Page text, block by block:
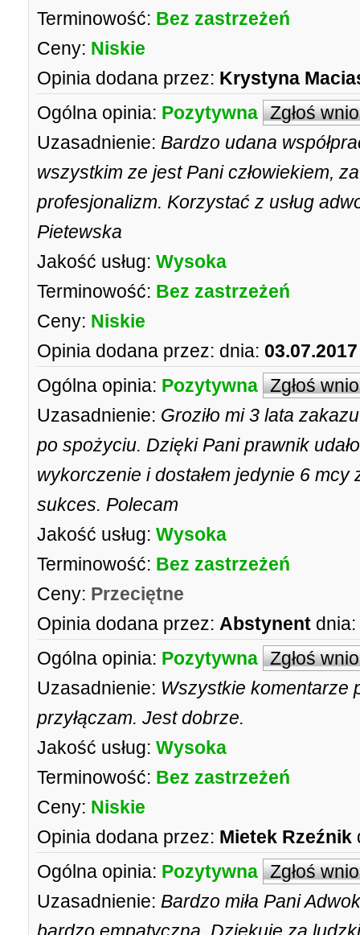
Terminowość: Bez zastrzeżeń
Ceny: Niskie
Opinia dodana przez: Krystyna
Ogólna opinia: Pozytywna Zgłoś
Uzasadnienie: Bardzo udana
wszystkim ze jest Pani człowiekiem,
profesjonalizm. Korzystać z usług
Pietewska
Jakość usług: Wysoka
Terminowość: Bez zastrzeżeń
Ceny: Niskie
Opinia dodana przez: dnia:
Ogólna opinia: Pozytywna Zgłoś
Uzasadnienie: Groziło mi 3 lata
po spożyciu. Dzięki Pani prawnik
wykorczenie i dostałem jedynie 6
sukces. Polecam
Jakość usług: Wysoka
Terminowość: Bez zastrzeżeń
Ceny: Przeciętne
Opinia dodana przez: Abstynent dnia:
Ogólna opinia: Pozytywna Zgłoś
Uzasadnienie: Wszystkie komentarze
przyłączam. Jest dobrze.
Jakość usług: Wysoka
Terminowość: Bez zastrzeżeń
Ceny: Niskie
Opinia dodana przez: Mietek Rzeźnik
Ogólna opinia: Pozytywna Zgłoś
Uzasadnienie: Bardzo miła Pani